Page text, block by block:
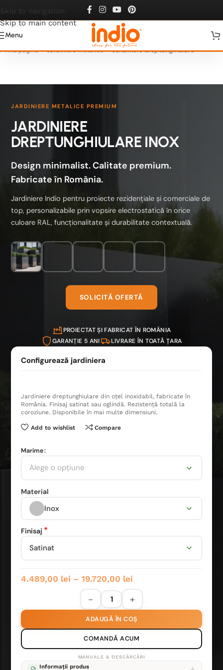
Skip to navigation
Skip to main content
Menu
Prima pagină Jardiniere metalice Jardiniere dreptunghiulare
JARDINIERE METALICE PREMIUM
JARDINIERE
DREPTUNGHIULARE INOX
Design minimalist. Calitate premium.
Fabricate în România.
Jardiniere Indio pentru proiecte rezidențiale și comerciale de
top, personalizabile prin vopsire electrostatică în orice
culoare RAL, funcționalitate și durabilitate contextuală.
SOLICITĂ OFERTĂ
PROIECTAT ȘI FABRICAT ÎN ROMÂNIA
GARANȚIE 5 ANI
LIVRARE ÎN TOATĂ ȚARA
Jardiniere dreptunghiulare din oțel inoxidabil, fabricate în
România. Finisaj satinat sau oglindă. Rezistență totală la
coroziune. Disponibile în mai multe dimensiuni.
Add to wishlist Compare
Marime
Alege o opțiune
Material
Inox
Finisaj *
Satinat
4.489,00 lei – 19.720,00 lei
ADAUGĂ ÎN COȘ
COMANDĂ ACUM
Alternative:
MANUALE & DESCĂRCĂRI
Informații produs